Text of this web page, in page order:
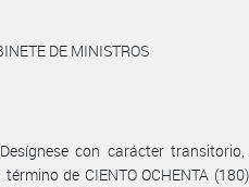
DE MINISTROS
Desígnese con carácter
de CIENTO OCHENTA